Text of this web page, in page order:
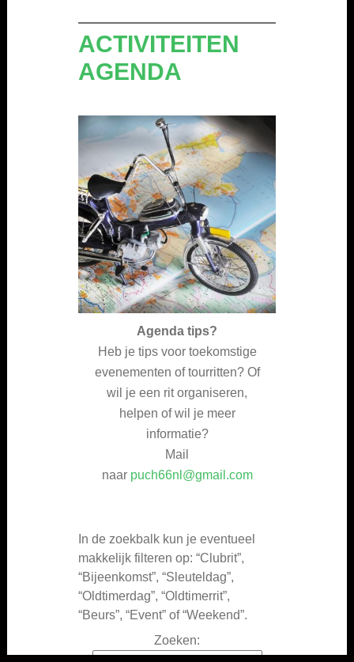
ACTIVITEITEN
AGENDA
Agenda tips?
Heb je tips voor toekomstige
evenementen of tourritten? Of
wil je een rit organiseren,
helpen of wil je meer
informatie?
Mail
naar puch66nl@gmail.com
In de zoekbalk kun je eventueel
makkelijk filteren op: “Clubrit”,
“Bijeenkomst”, “Sleuteldag”,
“Oldtimerdag”, “Oldtimerrit”,
“Beurs”, “Event” of “Weekend”.
Zoeken: